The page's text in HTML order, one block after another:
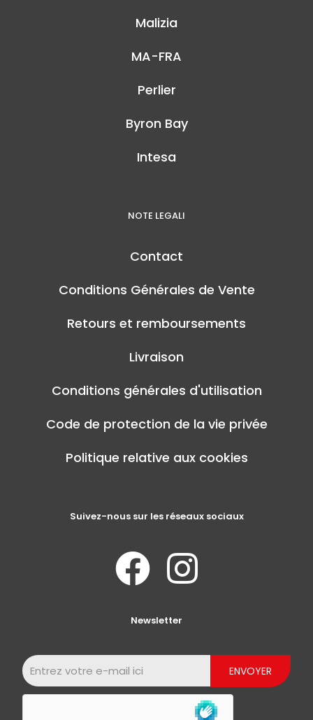
Malizia
MA-FRA
Perlier
Byron Bay
Intesa
NOTE LEGALI
Contact
Conditions Générales de Vente
Retours et remboursements
Livraison
Conditions générales d'utilisation
Code de protection de la vie privée
Politique relative aux cookies
Suivez-nous sur les réseaux sociaux
Newsletter